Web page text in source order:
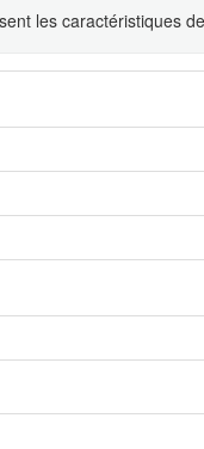
les caractéristiques